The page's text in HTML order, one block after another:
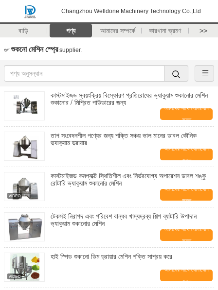
Changzhou Welldone Machinery Technology Co.,Ltd
বাড়ি পণ্য আমাদের সম্পর্কে কারখানা ভ্রমণ >>
গুণশুকনো মেশিন স্প্রেsupplier.
কাস্টমাইজড স্বয়ংক্রিয় বিস্ফোরণ প্রতিরোধের ভ্যাকুয়াম শুকানোর মেশিন
শুকানোর / মিশ্রিত পাউডারের জন্য
আমাদের সাথে যোগাযোগ
করুন
তাপ সংবেদনশীল পণ্যের জন্য শক্তি সঞ্চয় ভাল মানের ডাবল কৌনিক
ভ্যাকুয়াম ড্রায়ার
আমাদের সাথে যোগাযোগ
করুন
কাস্টমাইজড কমপ্যাক্ট স্থিতিশীল এবং নির্ভরযোগ্য অপারেশন ডাবল শঙ্কু
রোটারি ভ্যাকুয়াম শুকানোর মেশিন
আমাদের সাথে যোগাযোগ
করুন
টেকসই নিরাপদ এবং পরিবেশ বান্ধব খাদ্যদ্রব্য শিল্প ব্যাটারি উপাদান
ভ্যাকুয়াম শুকানোর মেশিন
আমাদের সাথে যোগাযোগ
করুন
হাই স্পিড শুকানো ডিম ড্রায়ার মেশিন শক্তি সাশ্রয় করে
আমাদের সাথে যোগাযোগ
করুন